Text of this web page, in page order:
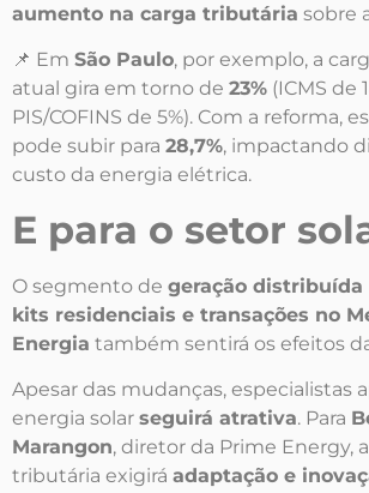
aumento na carga tributária sobre
📌 Em São Paulo, por exemplo, a
atual gira em torno de 23% (ICMS de
PIS/COFINS de 5%). Com a reforma,
pode subir para 28,7%, impactando
custo da energia elétrica.
E para o setor
O segmento de geração distribuída
kits residenciais e transações no
Energia também sentirá os efeitos
Apesar das mudanças, especialistas
energia solar seguirá atrativa. Para
Marangon, diretor da Prime Energy,
tributária exigirá adaptação e